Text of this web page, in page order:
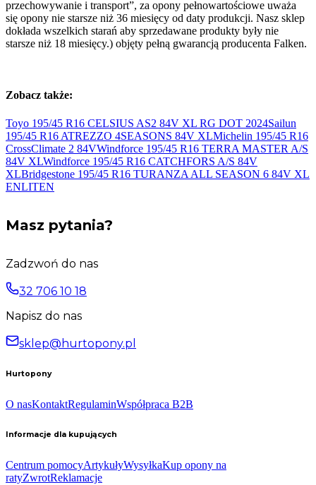
przechowywanie i transport”, za opony pełnowartościowe uważa
się opony nie starsze niż 36 miesięcy od daty produkcji. Nasz sklep
dokłada wszelkich starań aby sprzedawane produkty były nie
starsze niż 18 miesięcy.) objęty pełną gwarancją producenta Falken.
Zobacz także:
Toyo 195/45 R16 CELSIUS AS2 84V XL RG DOT 2024Sailun
195/45 R16 ATREZZO 4SEASONS 84V XLMichelin 195/45 R16
CrossClimate 2 84VWindforce 195/45 R16 TERRA MASTER A/S
84V XLWindforce 195/45 R16 CATCHFORS A/S 84V
XLBridgestone 195/45 R16 TURANZA ALL SEASON 6 84V XL
ENLITEN
Masz pytania?
Zadzwoń do nas
32 706 10 18
Napisz do nas
sklep@hurtopony.pl
Hurtopony
O nasKontaktRegulaminWspółpraca B2B
Informacje dla kupujących
Centrum pomocyArtykułyWysyłkaKup opony na
ratyZwrotReklamacje